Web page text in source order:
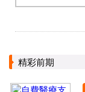
精彩前期